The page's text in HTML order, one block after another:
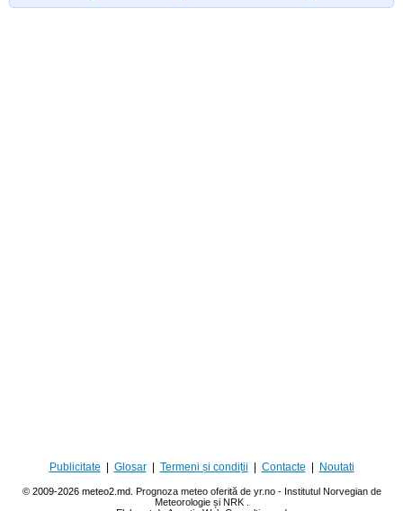
Publicitate Glosar| Termeni și condiții Contacte Noutati
© 2009-2026 meteo2.md. Prognoza meteo oferită de yr.no - Institutul Norvegian de
Meteorologie și NRK